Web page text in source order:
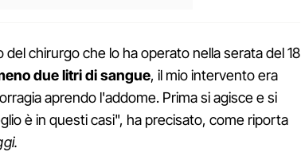
del chirurgo che lo ha operato nella serata del 18
due litri di sangue, il mio intervento era
aprendo l'addome. Prima si agisce e si
è in questi casi", ha precisato, come riporta